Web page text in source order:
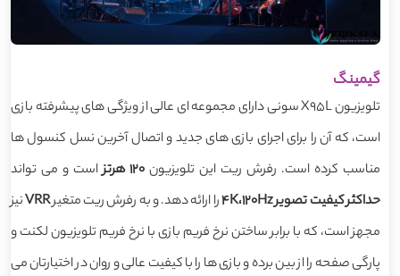
گیمینگ
تلویزیون X95L سونی دارای مجموعه ای عالی از ویژگی های پیشرفته بازی
است، که آن را برای اجرای بازی های جدید و اتصال آخرین نسل کنسول ها
مناسب کرده است. رفرش ریت این تلویزیون 120 هرتزاست و می تواند
حداکثر کیفیت تصویر 4K،120Hz
را ارائه دهد. و به رفرش ریت متغیرVRRنیز
مجهز است، که با برابر ساختن نرخ فریم بازی با نرخ فریم تلویزیون لکنت و
پارگی صفحه را از بین برده و بازی ها را با کیفیت عالی و روان در اختیارتان می